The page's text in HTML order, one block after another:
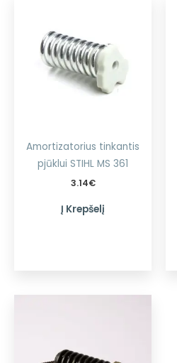
Amortizatorius tinkantis
pjūklui STIHL MS 361
3.14€
Į Krepšelį